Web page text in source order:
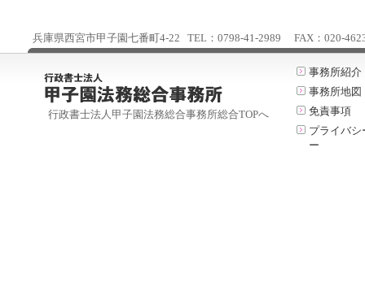
兵庫県西宮市甲子園七番町4-22 TEL：0798-41-2989 FAX：020-
行政書士法人甲子園法務総合事務所総合TOPへ
事務所紹介
事務所地図
免責事項
プライバシ
ー